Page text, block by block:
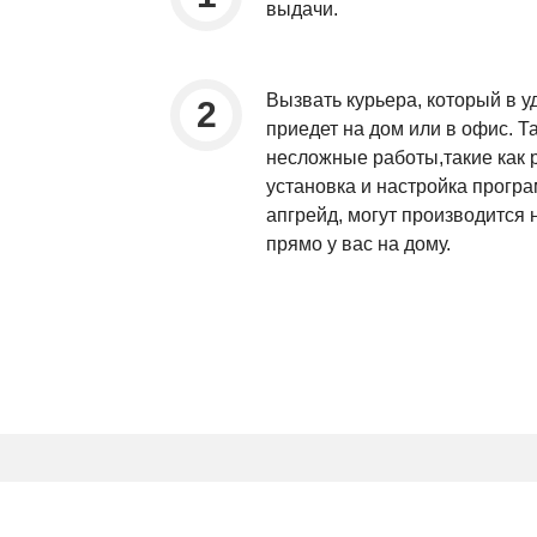
выдачи.
Вызвать курьера, который в
приедет на дом или в офис.
несложные работы,такие как
установка и настройка
апгрейд, могут
прямо у вас на дому.